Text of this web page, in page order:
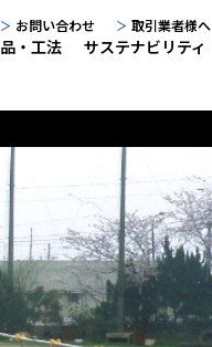
・工法 サステナビリティ
お問い合わせ 取引業者様へ